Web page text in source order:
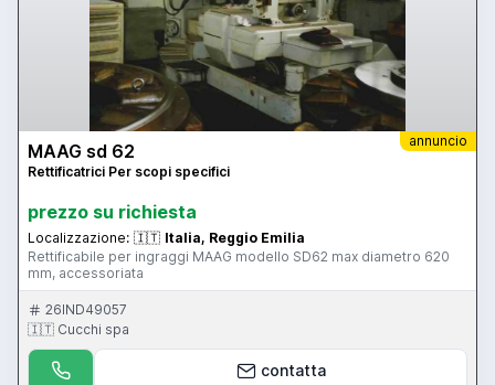
annuncio
MAAG sd 62
Rettificatrici Per scopi specifici
prezzo su richiesta
Localizzazione: 🇮🇹 Italia, Reggio Emilia
Rettificabile per ingraggi MAAG modello SD62 max diametro 620
mm, accessoriata
26IND49057
🇮🇹 Cucchi spa
contatta